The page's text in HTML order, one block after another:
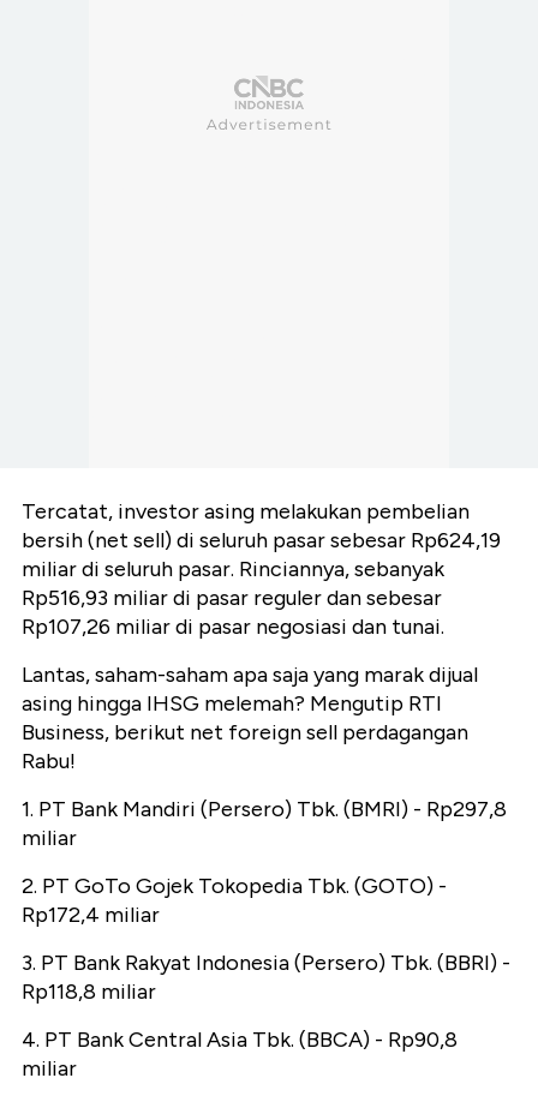
Tercatat, investor asing melakukan pembelian
bersih (net sell) di seluruh pasar sebesar Rp624,19
miliar di seluruh pasar. Rinciannya, sebanyak
Rp516,93 miliar di pasar reguler dan sebesar
Rp107,26 miliar di pasar negosiasi dan tunai.
Lantas, saham-saham apa saja yang marak dijual
asing hingga IHSG melemah? Mengutip RTI
Business, berikut net foreign sell perdagangan
Rabu!
1. PT Bank Mandiri (Persero) Tbk. (BMRI) - Rp297,8
miliar
2. PT GoTo Gojek Tokopedia Tbk. (GOTO) -
Rp172,4 miliar
3. PT Bank Rakyat Indonesia (Persero) Tbk. (BBRI) -
Rp118,8 miliar
4. PT Bank Central Asia Tbk. (BBCA) - Rp90,8
miliar